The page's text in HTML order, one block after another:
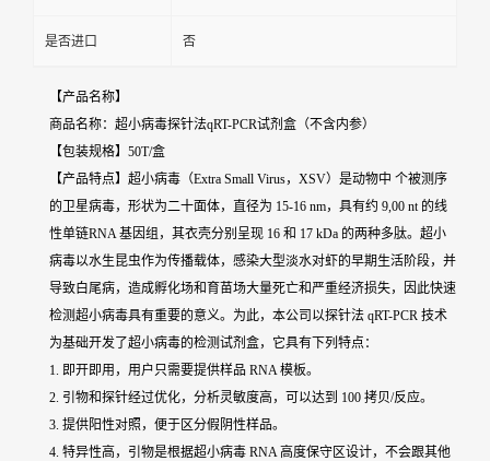
是否进口 否
【产品名称】
商品名称：超小病毒探针法qRT-PCR试剂盒（不含内参）
【包装规格】50T/盒
【产品特点】超小病毒（Extra Small Virus，XSV）是动物中 个被测序
的卫星病毒，形状为二十面体，直径为 15-16 nm，具有约 9,00 nt 的线
性单链RNA 基因组，其衣壳分别呈现 16 和 17 kDa 的两种多肽。超小
病毒以水生昆虫作为传播载体，感染大型淡水对虾的早期生活阶段，并
导致白尾病，造成孵化场和育苗场大量死亡和严重经济损失，因此快速
检测超小病毒具有重要的意义。为此，本公司以探针法 qRT-PCR 技术
为基础开发了超小病毒的检测试剂盒，它具有下列特点：
1. 即开即用，用户只需要提供样品 RNA 模板。
2. 引物和探针经过优化，分析灵敏度高，可以达到 100 拷贝/反应。
3. 提供阳性对照，便于区分假阴性样品。
4. 特异性高，引物是根据超小病毒 RNA 高度保守区设计，不会跟其他